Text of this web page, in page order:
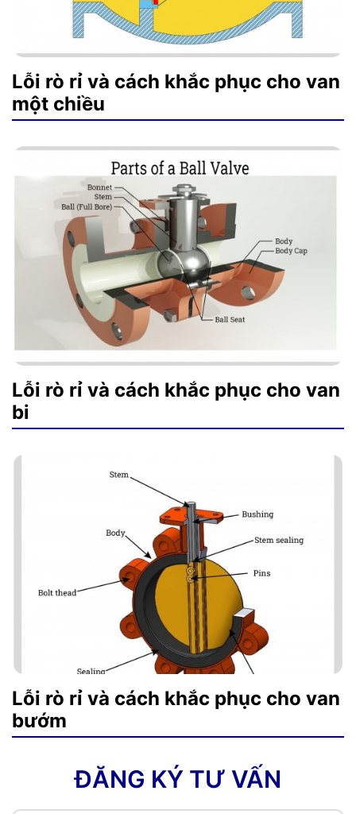
Lỗi rò rỉ và cách khắc phục cho van
một chiều
Lỗi rò rỉ và cách khắc phục cho van
bi
Lỗi rò rỉ và cách khắc phục cho van
bướm
ĐĂNG KÝ TƯ VẤN